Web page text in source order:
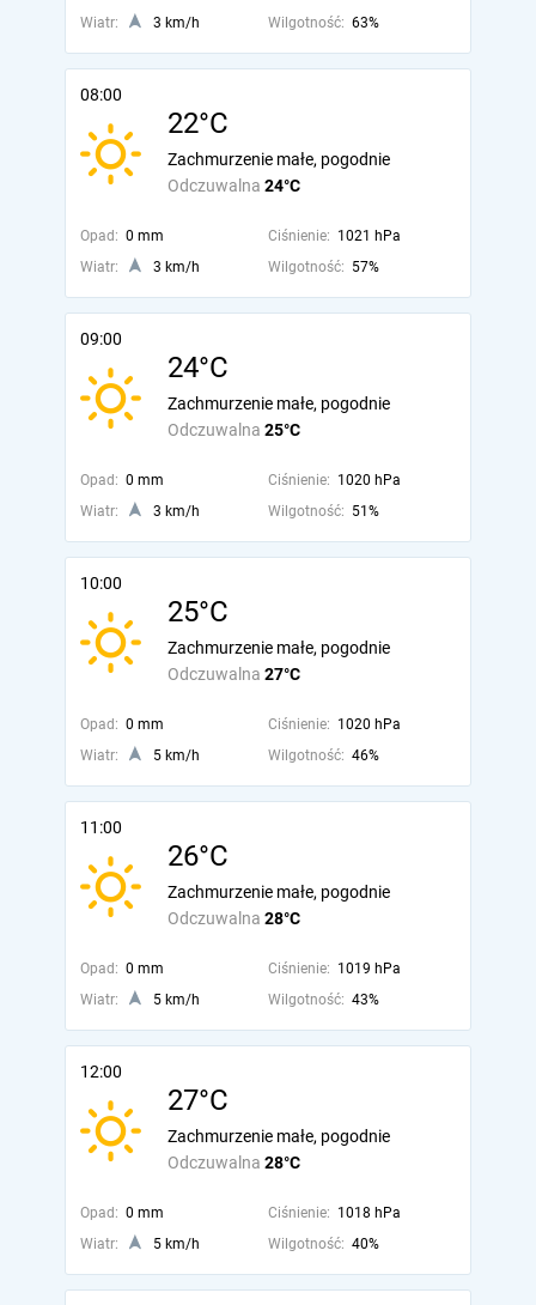
Wiatr: 3 km/h Wilgotność: 63%
08:00
22°C
Odczuwalna 24°C
Zachmurzenie małe, pogodnie
Opad: 0 mm Ciśnienie: 1021 hPa
Wiatr:
3 km/h Wilgotność: 57%
09:00
24°C
Odczuwalna 25°C
Zachmurzenie małe, pogodnie
Opad: 0 mm Ciśnienie: 1020 hPa
Wiatr:
3 km/h Wilgotność: 51%
10:00
25°C
Odczuwalna 27°C
Zachmurzenie małe, pogodnie
Opad: 0 mm Ciśnienie: 1020 hPa
Wiatr:
5 km/h Wilgotność: 46%
11:00
26°C
Odczuwalna 28°C
Zachmurzenie małe, pogodnie
Opad: 0 mm Ciśnienie: 1019 hPa
Wiatr:
5 km/h Wilgotność: 43%
12:00
27°C
Odczuwalna 28°C
Zachmurzenie małe, pogodnie
Opad: 0 mm Ciśnienie: 1018 hPa
Wiatr:
5 km/h Wilgotność: 40%